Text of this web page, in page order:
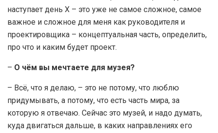
наступает день X – это уже не самое сложное, самое
важное и сложное для меня как руководителя и
проектировщика – концептуальная часть, определить,
про что и каким будет проект.
– О чём вы мечтаете для музея?
– Всё, что я делаю, – это не потому, что люблю
придумывать, а потому, что есть часть мира, за
которую я отвечаю. Сейчас это музей, и надо думать,
куда двигаться дальше, в каких направлениях его